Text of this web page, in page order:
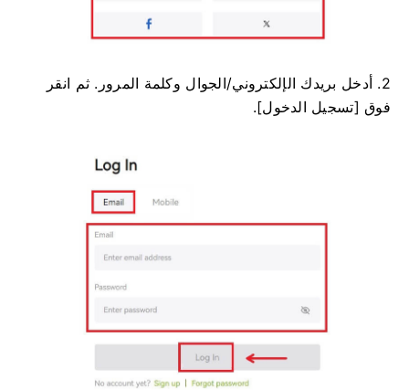
2. أدخل بريدك الإلكتروني/الجوال وكلمة المرور.
ثم انقر
فوق [تسجيل الدخول].